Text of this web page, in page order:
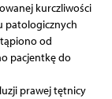
kurczliwości
patologicznych
od
pacjentkę do
prawej tętnicy